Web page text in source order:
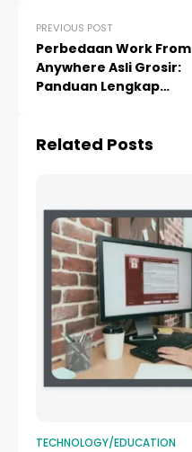
PREVIOUS POST
Perbedaan Work From
Anywhere Asli Grosir:
Panduan Lengkap
Related Posts
TECHNOLOGY/EDUCATION